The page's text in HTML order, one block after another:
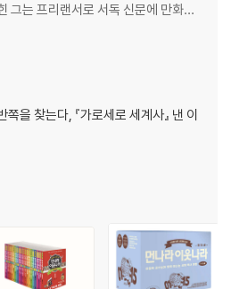
그는 프리랜서로 서독 신문에 만화와
지 《알게마이네 차이퉁》 150주년 기
하는 작업을 지
을 찾는다, 『가로세로 세계사』 낸 이